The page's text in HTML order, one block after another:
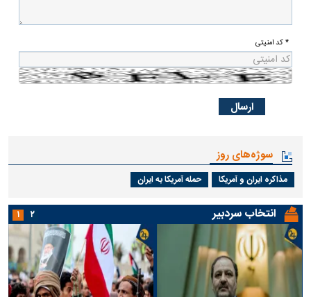
* کد امنیتی
سوژه‌های روز
مذاکره ایران و آمریکا حمله آمریکا به ایران
انتخاب سردبیر ۱ ۲